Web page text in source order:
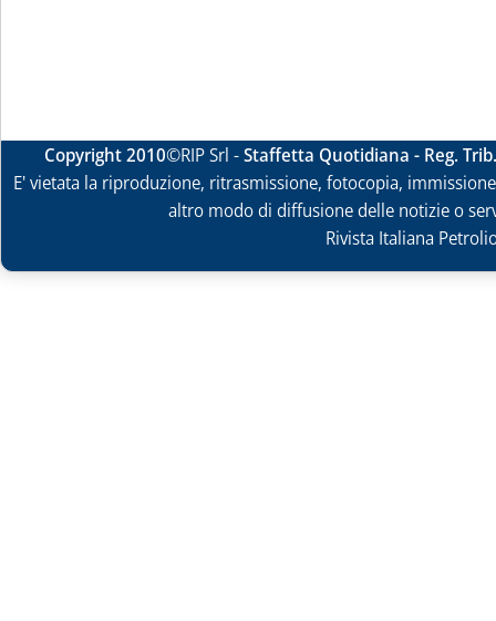
Copyright 2010©RIP Srl -Staffetta Quotidiana - Reg.
E' vietata la riproduzione, ritrasmissione, fotocopia,
altro modo di diffusione delle notizie o
Rivista Italiana